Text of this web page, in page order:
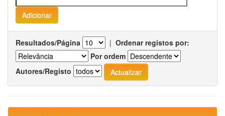
Resultados/Página | Ordenar registos por:
Por ordem
Autores/Registo